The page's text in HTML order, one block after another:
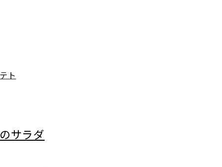
ト
サラダ